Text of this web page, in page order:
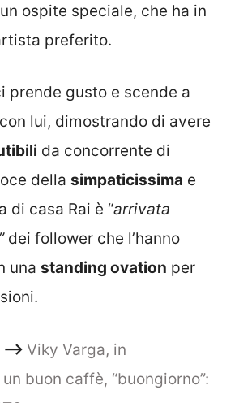
ospite speciale, che ha in
preferito.
prende gusto e scende a
lui, dimostrando di avere
da concorrente di
della simpaticissima e
di casa Rai è “arrivata
dei follower che l’hanno
una standing ovation per
Viky Varga, in
buon caffè, “buongiorno”: